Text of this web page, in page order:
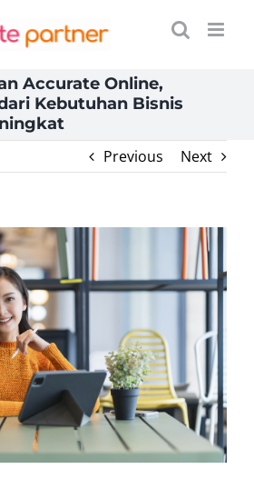
Accurate Online,
Kebutuhan Bisnis
Previous
Next